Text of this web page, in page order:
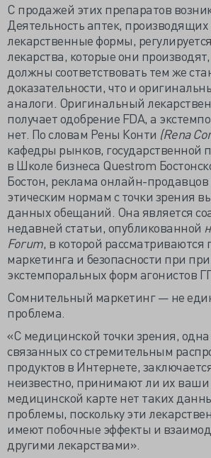
С продажей этих препаратов
Деятельность аптек,
лекарственные формы,
лекарства, которые они
должны соответствовать тем же
доказательности, что и
аналоги. Оригинальный
получает одобрение FDA, а
нет. По словам Рены Конти (Rena
кафедры рынков, государственной
в Школе бизнеса Questrom
Бостон, реклама онлайн-продавцов
этическим нормам с точки зрения
данных обещаний. Она является
недавней статьи, опубликованной
Forum, в которой рассматриваются
маркетинга и безопасности при
экстемпоральных форм агонистов
Сомнительный маркетинг — не
проблема.
«С медицинской точки зрения,
связанных со стремительным
продуктов в Интернете,
неизвестно, принимают ли их
медицинской карте нет таких
проблемы, поскольку эти
имеют побочные эффекты и
другими лекарствами».